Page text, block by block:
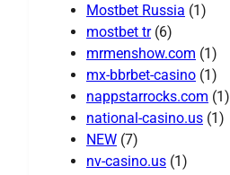
Mostbet Russia (1)
mostbet tr(6)
mrmenshow.com (1)
mx-bbrbet-casino (1)
nappstarrocks.com (1)
national-casino.us (1)
NEW (7)
nv-casino.us (1)